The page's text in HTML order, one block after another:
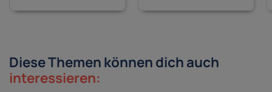
Diese Themen können dich auch
interessieren: